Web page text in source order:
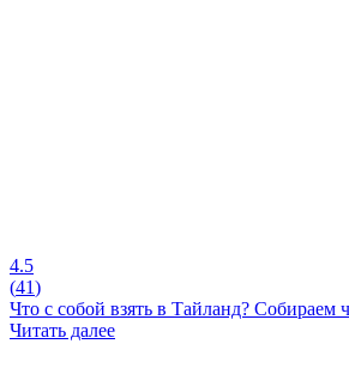
4.5
(41)
Что с собой взять в Тайланд? Собираем
Читать далее